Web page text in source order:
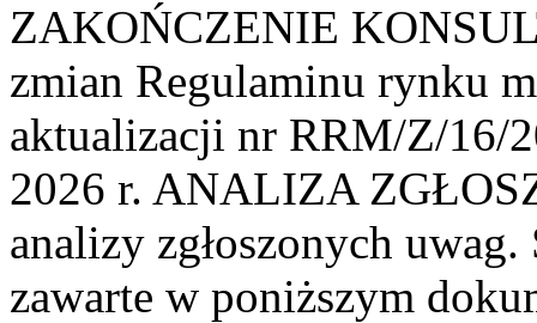
ZAKOŃCZENIE
zmian Regulaminu rynku
aktualizacji nr RRM/Z/16/
2026 r. ANALIZA
analizy zgłoszonych
zawarte w poniższym